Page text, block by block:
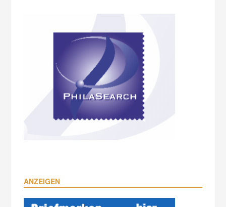
ANZEIGEN